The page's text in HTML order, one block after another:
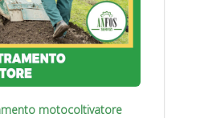
motocoltivatore